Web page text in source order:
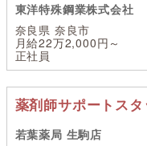
東洋特殊鋼業株式会社
奈良県 奈良市
月給22万2,000円～
正社員
薬剤師サポートス
若葉薬局 生駒店